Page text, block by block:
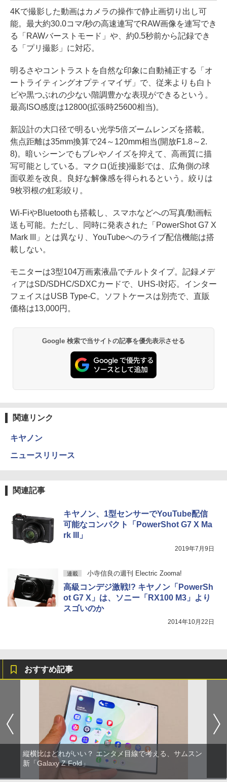
4Kで撮影した動画はカメラの操作で静止画切り出し可
能。最大約30.0コマ/秒の高速連写でRAW画像を連写でき
る「RAWバーストモード」や、約0.5秒前から記録でき
る「プリ撮影」に対応。
明るさやコントラストを自然な印象に自動補正する「オ
ートライティングオプティマイザ」で、従来よりも白ト
ビや黒つぶれの少ない階調豊かな表現ができるという。
最高ISO感度は12800(拡張時25600相当)。
新設計の大口径で明るい光学5倍ズームレンズを搭載。
焦点距離は35mm換算で24～120mm相当(開放F1.8～2.
8)。暗いシーンでもブレやノイズを抑えて、高画質に描
写可能としている。マクロ(近接)撮影では、広角側の球
面収差を改良。良好な解像感を得られるという。絞りは
9枚羽根の虹彩絞り。
Wi-FiやBluetoothも搭載し、スマホなどへの写真/動画転
送も可能。ただし、同時に発表された「PowerShot G7 X
Mark III」とは異なり、YouTubeへのライブ配信機能は搭
載しない。
モニターは3型104万画素液晶でチルトタイプ。記録メデ
ィアはSD/SDHC/SDXCカードで、UHS-I対応。インター
フェイスはUSB Type-C。ソフトケースは別売で、直販
価格は13,000円。
Google 検索で当サイトの記事を優先表示させる
関連リンク
キヤノン
ニュースリリース
関連記事
キヤノン、1型センサーでYouTube配信
可能なコンパクト「PowerShot G7 X Ma
rk III」
2019年7月9日
連載 小寺信良の週刊 Electric Zooma!
高級コンデジ激戦!? キヤノン「PowerSh
ot G7 X」は、ソニー「RX100 M3」より
スゴいのか
2014年10月22日
おすすめ記事
縦横比はどれがいい？ エンタメ目線で考える、サムスン
新「Galaxy Z Fold」